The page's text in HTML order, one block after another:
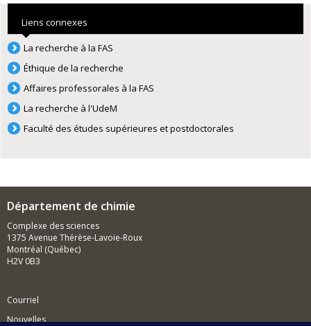
Liens connexes
La recherche à la FAS
Éthique de la recherche
Affaires professorales à la FAS
La recherche à l'UdeM
Faculté des études supérieures et postdoctorales
Département de chimie
Complexe des sciences
1375 Avenue Thérèse-Lavoie-Roux
Montréal (Québec)
H2V 0B3
Courriel
Nouvelles